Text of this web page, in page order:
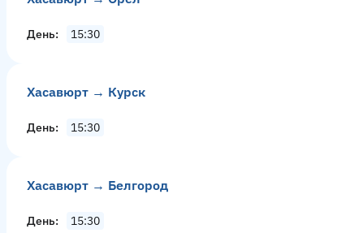
День 15:30
Хасавюрт → Курск
День 15:30
Хасавюрт → Белгород
День 15:30